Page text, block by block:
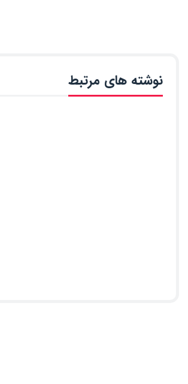
نوشته های مرتبط